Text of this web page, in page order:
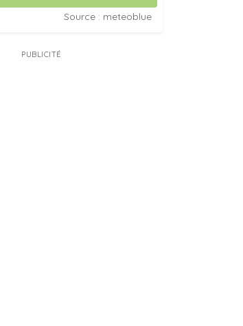
Source : meteoblue
PUBLICITÉ